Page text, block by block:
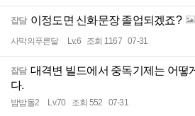
잡담 이정도면 신화문장 졸업되겠죠?
사막의푸른달 Lv.6 조회 1167 07-31
잡담 대격변 빌드에서 중독기제는 어떻
다.
밤밤돌2 Lv.70 조회 552 07-31